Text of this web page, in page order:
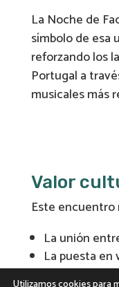
La Noche de
símbolo de esa
reforzando los
Portugal a
musicales más
Valor
Este encuentro
La unión
La puesta
como señas